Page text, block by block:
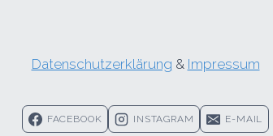
Datenschutzerklärung & Impressum
FACEBOOK INSTAGRAM E-MAIL